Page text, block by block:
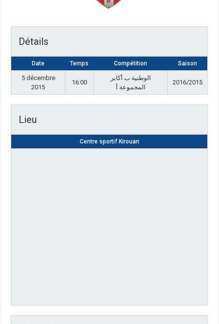
Détails
Date Temps Compétition Saison
5 décembre
2015
16:00
الوطنية ب أكابر
المجموعة أ
2016/2015
Lieu
Centre sportif Kirouan